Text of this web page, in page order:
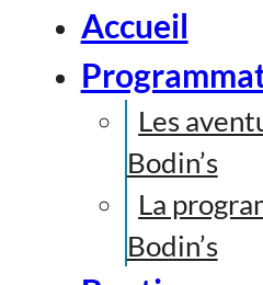
Accueil
Les
Bodin’s
La
Bodin’s